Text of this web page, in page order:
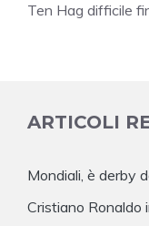
Ten Hag difficile
ARTICOLI
Mondiali, è derby
Cristiano Ronaldo